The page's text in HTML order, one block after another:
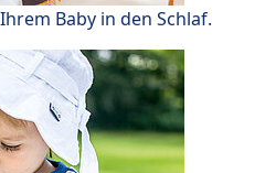
Baby in den Schlaf.